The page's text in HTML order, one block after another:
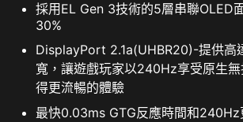
採用EL Gen 3技術的5層串聯OLED
30%
DisplayPort 2.1a(UHBR20)-提供高
寬，讓遊戲玩家以240Hz享受原生
得更流暢的體驗
最快0.03ms GTG反應時間和240Hz